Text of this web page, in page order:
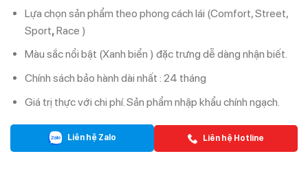
Lựa chọn sản phẩm theo phong cách lái (Comfort, Street,
Sport,Race )
Màu sắc nổi bật (Xanh biển ) đặc trưng dễ dàng nhận biết.
Chính sách bảo hành dài nhất : 24 tháng
Giá trị thực với chi phí. Sản phẩm nhập khẩu chính ngạch.
Liên hệ Zalo Liên hệ Hotline